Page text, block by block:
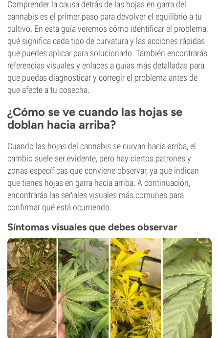
Comprender la causa detrás de las hojas en garra del
cannabis es el primer paso para devolver el equilibrio a tu
cultivo. En esta guía veremos cómo identificar el problema,
qué significa cada tipo de curvatura y las acciones rápidas
que puedes aplicar para solucionarlo. También encontrarás
referencias visuales y enlaces a guías más detalladas para
que puedas diagnosticar y corregir el problema antes de
que afecte a tu cosecha.
¿Cómo se ve cuando las hojas se
doblan hacia arriba?
Cuando las hojas del cannabis se curvan hacia arriba, el
cambio suele ser evidente, pero hay ciertos patrones y
zonas específicas que conviene observar, ya que indican
que tienes hojas en garra hacia arriba. A continuación,
encontrarás las señales visuales más comunes para
confirmar qué está ocurriendo.
Síntomas visuales que debes observar